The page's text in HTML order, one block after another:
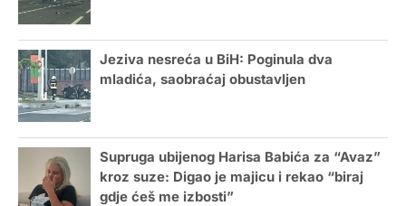
Jeziva nesreća u BiH: Poginula dva
mladića, saobraćaj obustavljen
Supruga ubijenog Harisa Babića za “Avaz”
kroz suze: Digao je majicu i rekao “biraj
gdje ćeš me izbosti”